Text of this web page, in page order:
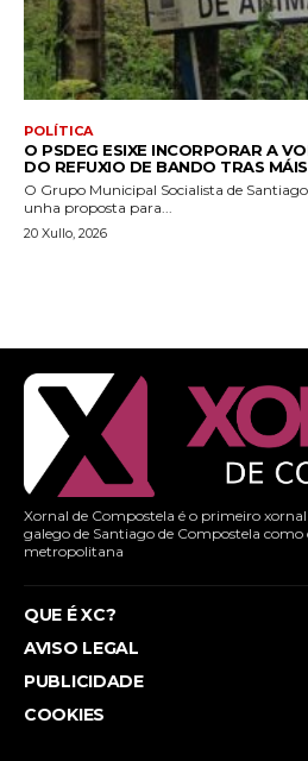
POLÍTICA
O PSDEG ESIXE INCORPORAR A
DO REFUXIO DE BANDO TRAS
O Grupo Municipal Socialista de
unha proposta para...
20 Xullo, 2026
Xornal de Compostela é o primeiro
galego de Santiago de Compostela como
metropolitana
QUE É XC?
AVISO LEGAL
PUBLICIDADE
COOKIES